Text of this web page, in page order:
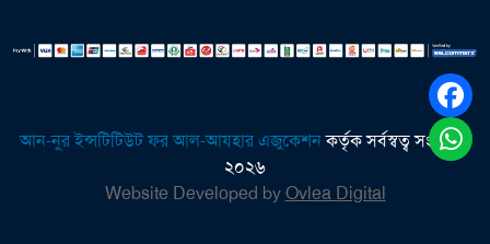
আন-নুর ইন্সটিটিউট ফর আল-আযহার এজুকেশনকর্তৃক সর্বস্বত্ব সংরক্ষিত
২০২৬
Website Developed byOvlea Digital